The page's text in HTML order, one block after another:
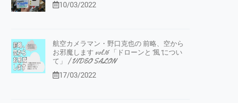
10/03/2022
航空カメラマン・野口克也の 前略、空から
お邪魔します vol.16 「ドローンと”風”につい
て」 | VIDEO SALON
17/03/2022